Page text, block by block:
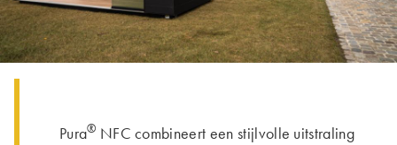
Pura® NFC combineert een stijlvolle uitstraling